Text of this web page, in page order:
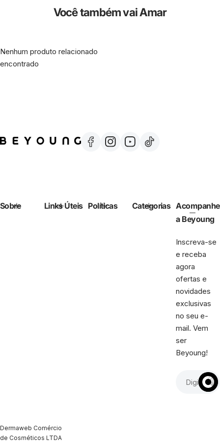
Você também vai Amar
Nenhum produto relacionado
encontrado
Sobre Links Úteis Políticas Categorias Acompanhe
a Beyoung
Inscreva-se
e receba
agora
ofertas e
novidades
exclusivas
no seu e-
mail. Vem
ser
Beyoung!
Dermaweb Comércio
de Cosméticos LTDA